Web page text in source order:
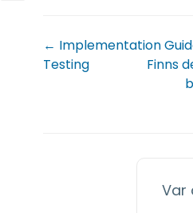
← Implementation
Testing
Finns
Var